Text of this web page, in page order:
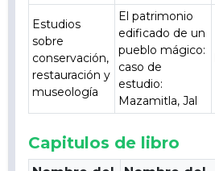
Estudios
sobre
conservación,
restauración y
museología
El patrimonio
edificado de un
pueblo mágico:
caso de
estudio:
Mazamitla, Jal
Capitulos de libro